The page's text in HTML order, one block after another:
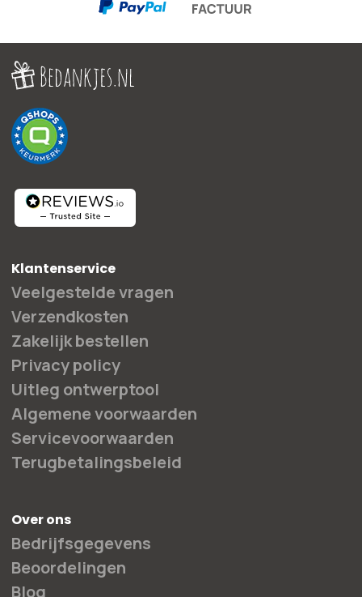
Klantenservice
Veelgestelde vragen
Verzendkosten
Zakelijk bestellen
Privacy policy
Uitleg ontwerptool
Algemene voorwaarden
Servicevoorwaarden
Terugbetalingsbeleid
Over ons
Bedrijfsgegevens
Beoordelingen
Blog